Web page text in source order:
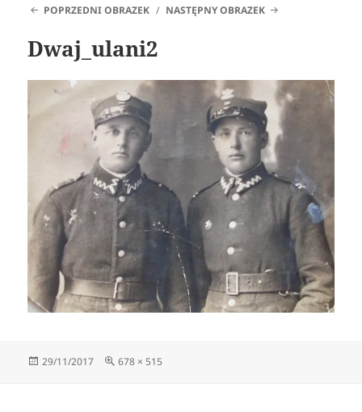
POPRZEDNI OBRAZEK NASTĘPNY OBRAZEK
Dwaj_ulani2
Data
29/11/2017
Pełny
678 × 515